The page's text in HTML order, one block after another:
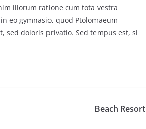
illorum ratione cum tota vestra
eo gymnasio, quod Ptolomaeum
sed doloris privatio. Sed tempus est, si
Beach Resort